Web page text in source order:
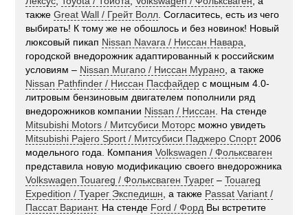
такжеGreat Wall / Грейт Волл . Согласитесь, есть из чего
выбирать! К тому же не обошлось и без новинок! Новый
люксовый пикап Nissan Navara / Ниссан Навара
городской внедорожник адаптированный к российским
условиям – Nissan Murano / Ниссан Мурано , а также
Nissan Pathfinder / Ниссан Пасфайдер с мощным 4.0-
литровым бензиновым двигателем пополнили ряд
внедорожников компании Nissan / Ниссан . На стенде
Mitsubishi Motors / Митсубиси Моторс можно увидеть
Mitsubishi Pajero Sport / Митсубиси Паджеро Спорт2006
модельного года. КомпанияVolkswagen / Фольксваген
представила новую модификацию своего внедорожника
Volkswagen Touareg / Фольксваген Туарег –Touareg
Expedition / Туарег Экспедишн , а также Passat Variant /
Пассат Вариант. На стенде Ford / Форд Вы встретите